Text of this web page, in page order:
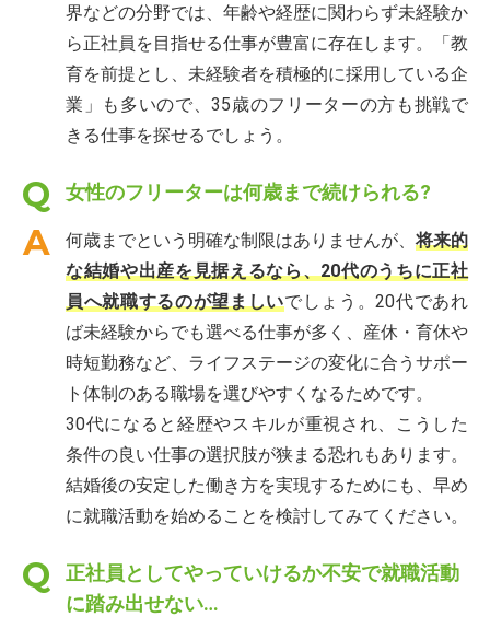
界などの分野では、年齢や経歴に関わらず未経験か
ら正社員を目指せる仕事が豊富に存在します。「教
育を前提とし、未経験者を積極的に採用している企
業」も多いので、35歳のフリーターの方も挑戦で
きる仕事を探せるでしょう。
女性のフリーターは何歳まで続けられる?
何歳までという明確な制限はありませんが、将来的
な結婚や出産を見据えるなら、20代のうちに正社
員へ就職するのが望ましいでしょう。20代であれ
ば未経験からでも選べる仕事が多く、産休・育休や
時短勤務など、ライフステージの変化に合うサポー
ト体制のある職場を選びやすくなるためです。
30代になると経歴やスキルが重視され、こうした
条件の良い仕事の選択肢が狭まる恐れもあります。
結婚後の安定した働き方を実現するためにも、早め
に就職活動を始めることを検討してみてください。
正社員としてやっていけるか不安で就職活動
に踏み出せない…